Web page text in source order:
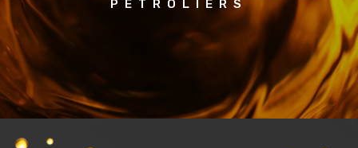
PÉTROLIERS